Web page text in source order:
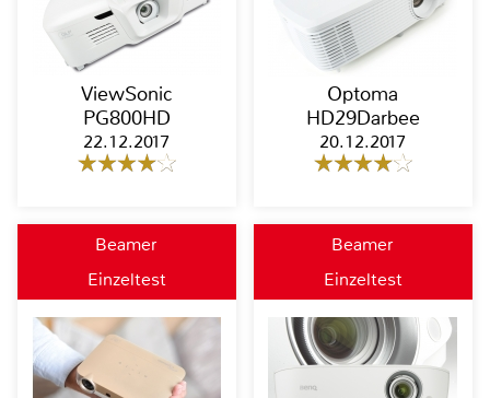
ViewSonic
PG800HD
22.12.2017
Optoma
HD29Darbee
20.12.2017
Beamer
Einzeltest
Beamer
Einzeltest